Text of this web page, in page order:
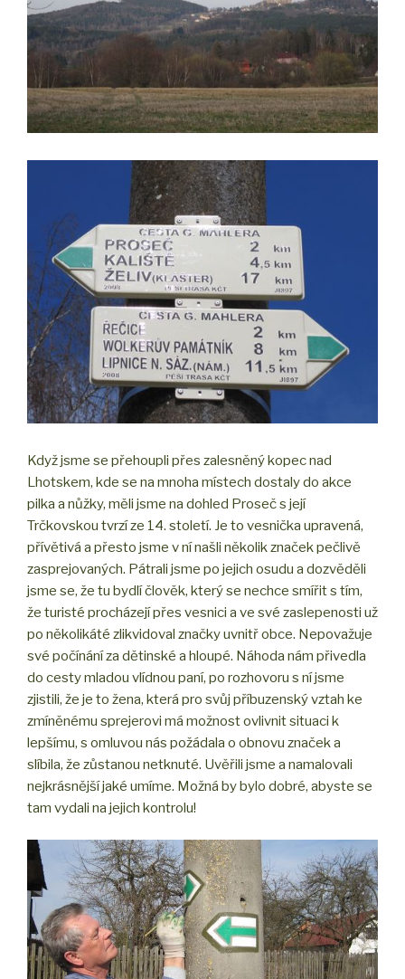
Když jsme se přehoupli přes zalesněný kopec nad
Lhotskem, kde se na mnoha místech dostaly do akce
pilka a nůžky, měli jsme na dohled Proseč s její
Trčkovskou tvrzí ze 14. století. Je to vesnička upravená,
přívětivá a přesto jsme v ní našli několik značek pečlivě
zasprejovaných. Pátrali jsme po jejich osudu a dozvěděli
jsme se, že tu bydlí člověk, který se nechce smířit s tím,
že turisté procházejí přes vesnici a ve své zaslepenosti už
po několikáté zlikvidoval značky uvnitř obce. Nepovažuje
své počínání za dětinské a hloupé. Náhoda nám přivedla
do cesty mladou vlídnou paní, po rozhovoru s ní jsme
zjistili, že je to žena, která pro svůj příbuzenský vztah ke
zmíněnému sprejerovi má možnost ovlivnit situaci k
lepšímu, s omluvou nás požádala o obnovu značek a
slíbila, že zůstanou netknuté. Uvěřili jsme a namalovali
nejkrásnější jaké umíme. Možná by bylo dobré, abyste se
tam vydali na jejich kontrolu!